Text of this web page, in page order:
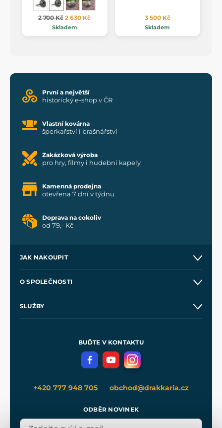
2 700 Kč 2 630 Kč
Skladem
3 500 Kč
Skladem
První a největší
historický e-shop v ČR
Vlastní kovárna
šperkařství i brašnářství
Zakázková výroba
pro hry, filmy i hudební kapely
Kamenná prodejna
otevřena 7 dní v týdnu
Doprava na cokoliv
od 79,- Kč
JAK NAKOUPIT
Velkoobchod
O SPOLEČNOSTI
SLUŽBY
Meče pro Kingdom Come
BUĎTE V KONTAKTU
+420 777 948 705 obchod@drakkaria.cz
ODBĚR NOVINEK